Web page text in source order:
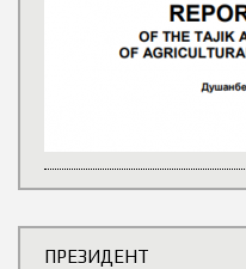
ПРЕЗИДЕНТ